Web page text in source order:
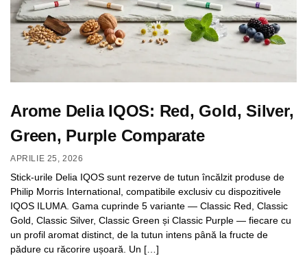
Arome Delia IQOS: Red, Gold, Silver,
Green, Purple Comparate
APRILIE 25, 2026
Stick-urile Delia IQOS sunt rezerve de tutun încălzit produse de
Philip Morris International, compatibile exclusiv cu dispozitivele
IQOS ILUMA. Gama cuprinde 5 variante — Classic Red, Classic
Gold, Classic Silver, Classic Green și Classic Purple — fiecare cu
un profil aromat distinct, de la tutun intens până la fructe de
pădure cu răcorire ușoară. Un […]